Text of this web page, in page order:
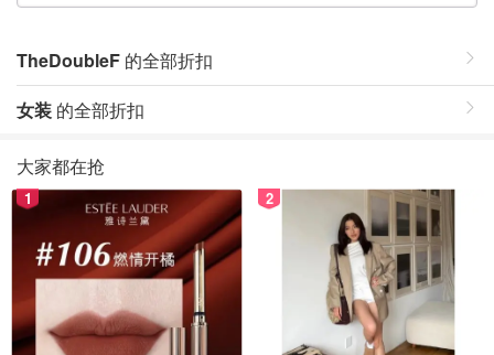
TheDoubleF 的全部折扣
女装 的全部折扣
大家都在抢
1 2